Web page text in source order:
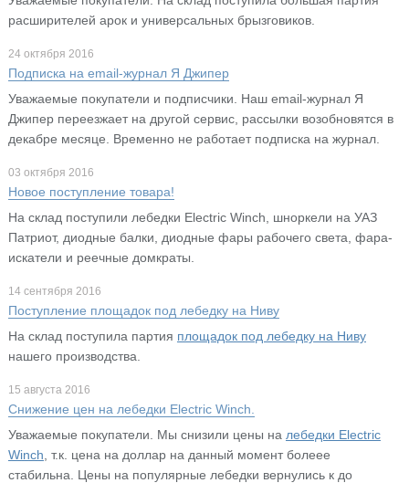
расширителей арок и универсальных брызговиков.
24 октября 2016
Подписка на email-журнал Я Джипер
Уважаемые покупатели и подписчики. Наш email-журнал Я
Джипер переезжает на другой сервис, рассылки возобновятся в
декабре месяце. Временно не работает подписка на журнал.
03 октября 2016
Новое поступление товара!
На склад поступили лебедки Electric Winch, шноркели на УАЗ
Патриот, диодные балки, диодные фары рабочего света, фара-
искатели и реечные домкраты.
14 сентября 2016
Поступление площадок под лебедку на Ниву
На склад поступила партия площадок под лебедку на Ниву
нашего производства.
15 августа 2016
Снижение цен на лебедки Electric Winch.
Уважаемые покупатели. Мы снизили цены на лебедки Electric
Winch , т.к. цена на доллар на данный момент болеее
стабильна. Цены на популярные лебедки вернулись к до